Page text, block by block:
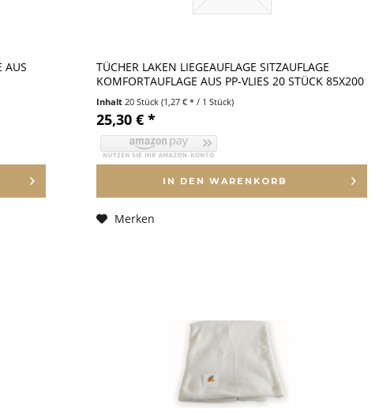
AUS
TÜCHER LAKEN LIEGEAUFLAGE SITZAUFLAGE
KOMFORTAUFLAGE AUS PP-VLIES 20 STÜCK 85X200
CM
Inhalt 20 Stück(1,27 € * / 1 Stück)
25,30 € *
IN DEN WARENKORB
Merken